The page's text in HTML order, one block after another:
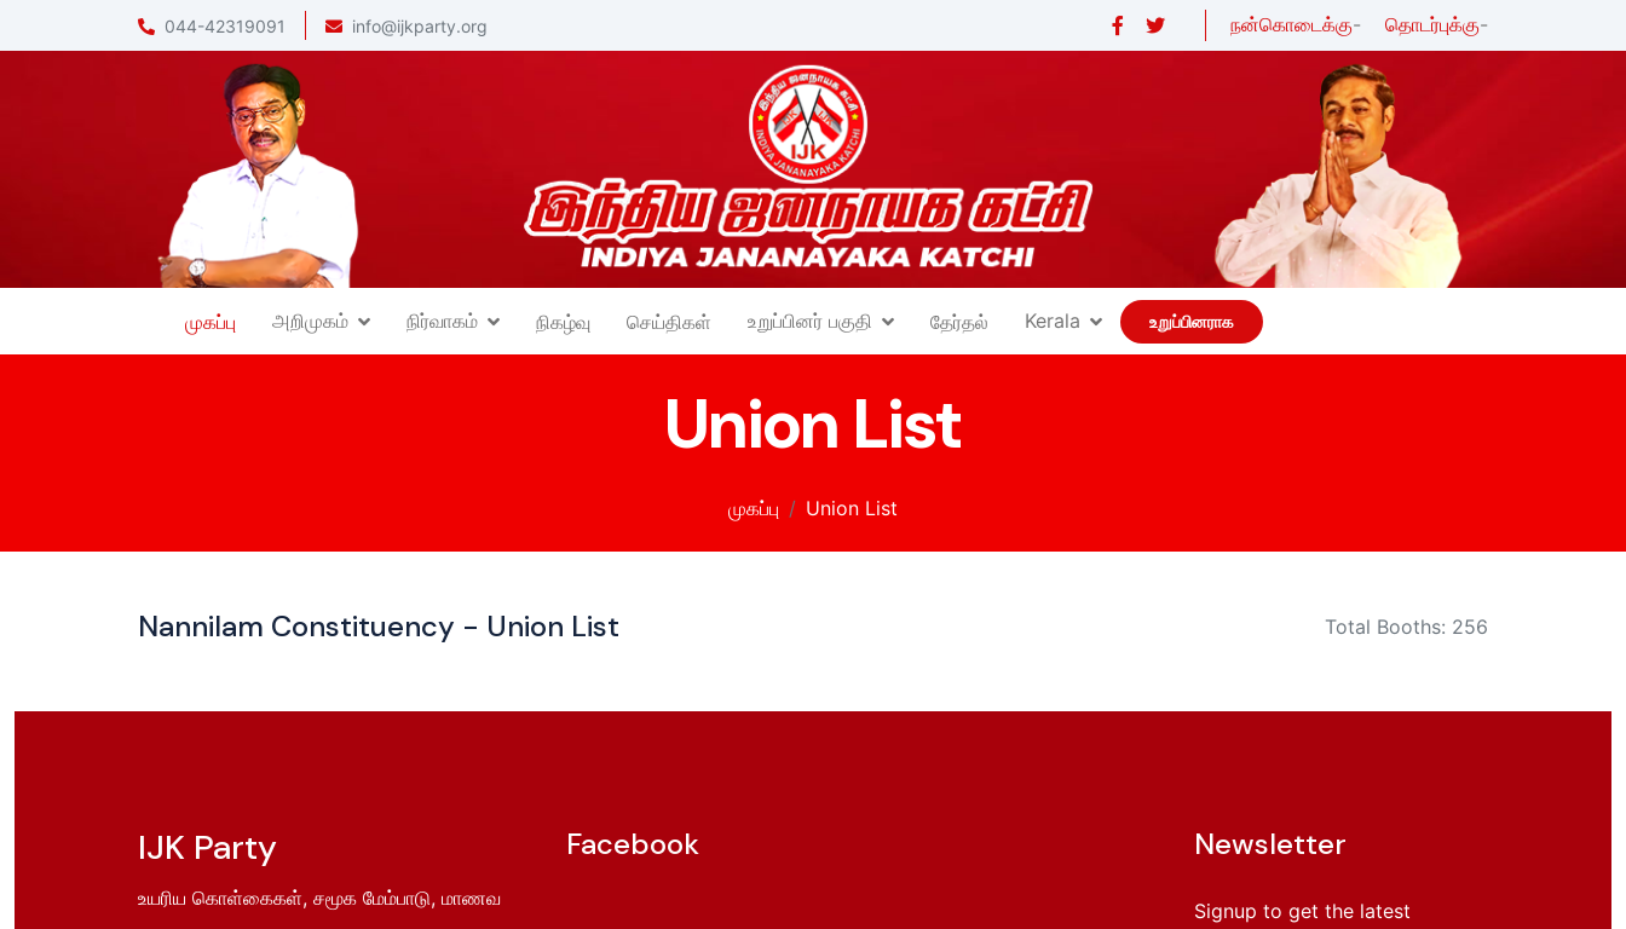
044-42319091 info@ijkparty.org நன்கொடைக்கு- தொடர்புக்கு-
முகப்பு அறிமுகம் நிர்வாகம் நிகழ்வு செய்திகள் உறுப்பினர் பகுதி தேர்தல் Kerala உறுப்பினராக
Union List
முகப்பு Union List
Nannilam Constituency - Union List Total Booths: 256
IJK Party
உயரிய கொள்கைகள், சமூக மேம்பாடு, மாணவ
Facebook Newsletter
Signup to get the latest